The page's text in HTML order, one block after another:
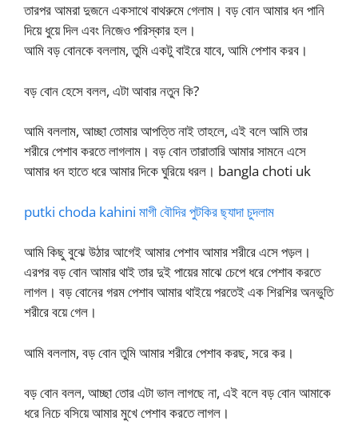
তারপর আমরা দুজনে একসাথে বাথরুমে গেলাম। বড় বোন আমার ধন পানি
দিয়ে ধুয়ে দিল এবং নিজেও পরিস্কার হল।
আমি বড় বোনকে বললাম, তুমি একটু বাইরে যাবে, আমি পেশাব করব।
বড় বোন হেসে বলল, এটা আবার নতুন কি?
আমি বললাম, আচ্ছা তোমার আপত্তি নাই তাহলে, এই বলে আমি তার
শরীরে পেশাব করতে লাগলাম। বড় বোন তারাতারি আমার সামনে এসে
আমার ধন হাতে ধরে আমার দিকে ঘুরিয়ে ধরল। bangla choti uk
putki choda kahini মাগী বৌদির পুটকির ছ্যাদা চুদলাম
আমি কিছু বুঝে উঠার আগেই আমার পেশাব আমার শরীরে এসে পড়ল।
এরপর বড় বোন আমার থাই তার দুই পায়ের মাঝে চেপে ধরে পেশাব করতে
লাগল। বড় বোনের গরম পেশাব আমার থাইয়ে পরতেই এক শিরশির অনভুতি
শরীরে বয়ে গেল।
আমি বললাম, বড় বোন তুমি আমার শরীরে পেশাব করছ, সরে কর।
বড় বোন বলল, আচ্ছা তোর এটা ভাল লাগছে না, এই বলে বড় বোন আমাকে
ধরে নিচে বসিয়ে আমার মুখে পেশাব করতে লাগল।